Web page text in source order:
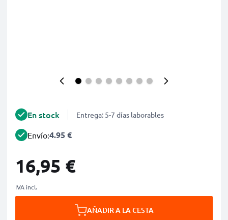
En stock Entrega: 5-7 días laborables
Envío:4.95 €
16,95 €
IVA incl.
AÑADIR A LA CESTA